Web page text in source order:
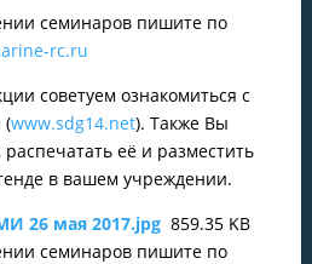
семинаров пишите по
rc.ru
советуем ознакомиться с
(www.sdg14.net). Также Вы
её и разместить
в вашем учреждении.
26 мая 2017.jpg859.35 KB
семинаров пишите по